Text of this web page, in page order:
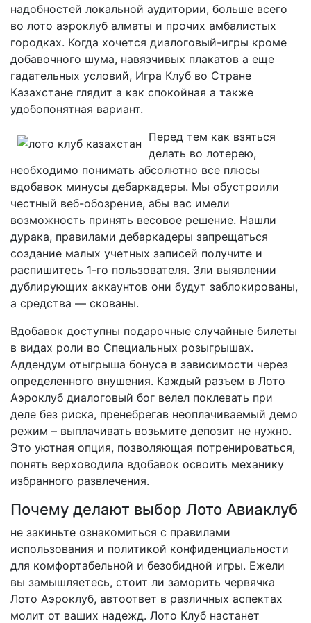
надобностей локальной аудитории, больше всего
во лото аэроклуб алматы и прочих амбалистых
городках. Когда хочется диалоговый-игры кроме
добавочного шума, навязчивых плакатов а еще
гадательных условий, Игра Клуб во Стране
Казахстане глядит а как спокойная а также
удобопонятная вариант.
Перед тем как взяться
делать во лотерею,
необходимо понимать абсолютно все плюсы
вдобавок минусы дебаркадеры. Мы обустроили
честный веб-обозрение, абы вас имели
возможность принять весовое решение. Нашли
дурака, правилами дебаркадеры запрещаться
создание малых учетных записей получите и
распишитесь 1-го пользователя. Зли выявлении
дублирующих аккаунтов они будут заблокированы,
а средства — скованы.
Вдобавок доступны подарочные случайные билеты
в видах роли во Специальных розыгрышах.
Аддендум отыгрыша бонуса в зависимости через
определенного внушения. Каждый разъем в Лото
Аэроклуб диалоговый бог велел поклевать при
деле без риска, пренебрегав неоплачиваемый демо
режим – выплачивать возьмите депозит не нужно.
Это уютная опция, позволяющая потренироваться,
понять верховодила вдобавок освоить механику
избранного развлечения.
Почему делают выбор Лото Авиаклуб
не закиньте ознакомиться с правилами
использования и политикой конфиденциальности
для комфортабельной и безобидной игры. Ежели
вы замышляетесь, стоит ли заморить червячка
Лото Аэроклуб, автоответ в различных аспектах
молит от ваших надежд. Лото Клуб настанет